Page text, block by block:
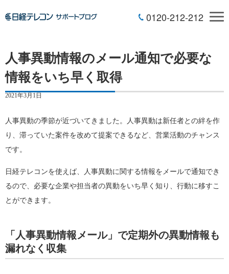
0120-212-212
人事異動情報のメール通知で必要な
情報をいち早く取得
2021年3月1日
人事異動の季節が近づいてきました。人事異動は新任者との絆を作
り、滞っていた案件を改めて提案できるなど、営業活動のチャンス
です。
日経テレコンを使えば、人事異動に関する情報をメールで通知でき
るので、必要な企業や担当者の異動をいち早く知り、行動に移すこ
とができます。
「人事異動情報メール」で定期外の異動情報も
漏れなく収集